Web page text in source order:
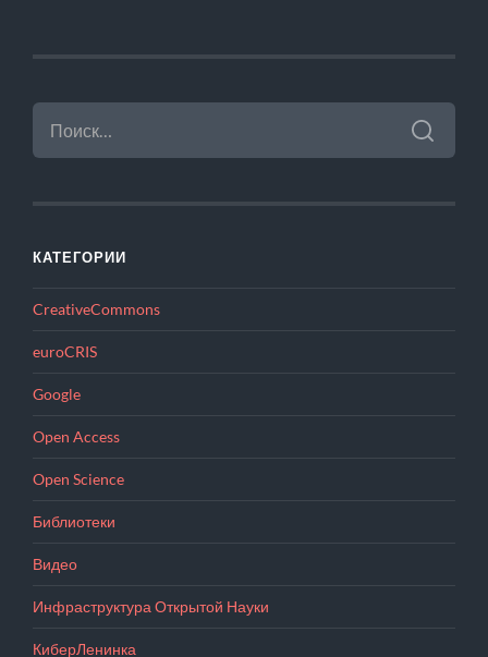
НАЙТИ:
КАТЕГОРИИ
CreativeCommons
euroCRIS
Google
Open Access
Open Science
Библиотеки
Видео
Инфраструктура Открытой Науки
КиберЛенинка